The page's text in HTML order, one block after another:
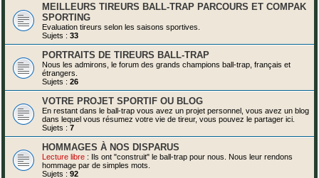
MEILLEURS TIREURS BALL-TRAP PARCOURS ET COMPAK
SPORTING
Evaluation tireurs selon les saisons sportives.
Sujets : 33
PORTRAITS DE TIREURS BALL-TRAP
Nous les admirons, le forum des grands champions ball-trap, français et
étrangers.
Sujets : 26
VOTRE PROJET SPORTIF OU BLOG
En restant dans le ball-trap vous avez un projet personnel, vous avez un blog
dans lequel vous résumez votre vie de tireur, vous pouvez le partager ici.
Sujets : 7
HOMMAGES À NOS DISPARUS
Lecture libre : Ils ont "construit" le ball-trap pour nous. Nous leur rendons
hommage par de simples mots.
Sujets : 92